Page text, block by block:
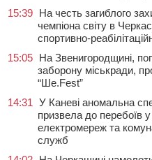
15:39 На честь загиблого
чемпіона світу в
спортивно-
15:05 На Звенигородщині,
заборону міськради,
“Ше.Fest”
14:31 У Каневі аномальна
призвела до перебоїв у
електромереж та
служб